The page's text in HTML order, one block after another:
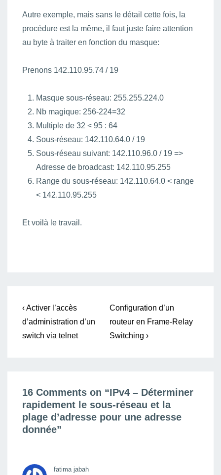
Autre exemple, mais sans le détail cette fois, la
procédure est la même, il faut juste faire attention
au byte à traiter en fonction du masque:
Prenons 142.110.95.74 / 19
Masque sous-réseau: 255.255.224.0
Nb magique: 256-224=32
Multiple de 32 < 95 : 64
Sous-réseau: 142.110.64.0 / 19
Sous-réseau suivant: 142.110.96.0 / 19 =>
Adresse de broadcast: 142.110.95.255
Range du sous-réseau: 142.110.64.0 < range
< 142.110.95.255
Et voilà le travail.
Navigation
de
l’article
Previous
Post
is
‹ Activer l’accès
d’administration d’un
switch via telnet
Next
Post
is
Configuration d’un
routeur en Frame-Relay
Switching ›
16 Comments on “IPv4 – Déterminer
rapidement le sous-réseau et la
plage d’adresse pour une adresse
donnée”
fatima jabah